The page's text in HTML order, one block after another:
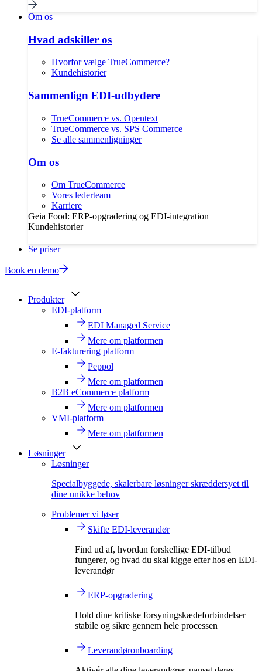
Om os
Hvad adskiller os
Hvorfor vælge TrueCommerce?
Kundehistorier
Sammenlign EDI-udbydere
TrueCommerce vs. Opentext
TrueCommerce vs. SPS Commerce
Se alle sammenligninger
Om os
Om TrueCommerce
Vores lederteam
Karriere
Geia Food: ERP-opgradering og EDI-integration
Kundehistorier
Se priser
Book en demo
Produkter
EDI-platform
EDI Managed Service
Mere om platformen
E-fakturering platform
Peppol
Mere om platformen
B2B eCommerce platform
Mere om platformen
VMI-platform
Mere om platformen
Løsninger
Løsninger
Specialbyggede, skalerbare løsninger skræddersyet til
dine unikke behov
Problemer vi løser
Skifte EDI-leverandør
Find ud af, hvordan forskellige EDI-tilbud
fungerer, og hvad du skal kigge efter hos en EDI-
leverandør
ERP-opgradering
Hold dine kritiske forsyningskædeforbindelser
stabile og sikre gennem hele processen
Leverandøronboarding